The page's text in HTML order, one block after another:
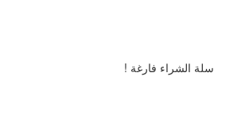
سلة الشراء فارغة !